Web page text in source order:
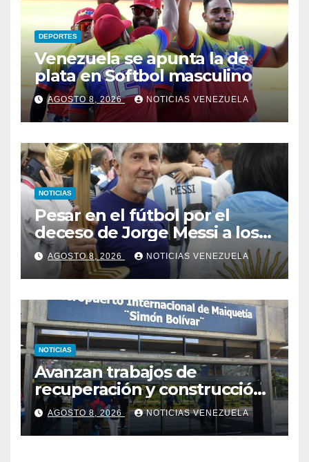
DEPORTES
Venezuela se apunta la de
plata en Softbol masculino
AGOSTO 8, 2026 NOTICIAS VENEZUELA
NOTICIAS
Pesar en el fútbol por el
deceso de Jorge Messi a los
68 años
AGOSTO 8, 2026 NOTICIAS VENEZUELA
NOTICIAS
Avanzan trabajos de
recuperación y construcción
del terminal temporal en el
Aeropuerto de Maiquetía
AGOSTO 8, 2026 NOTICIAS VENEZUELA